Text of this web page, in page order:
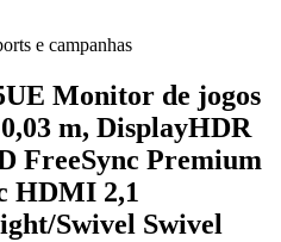
e campanhas
Monitor de jogos
m, DisplayHDR
FreeSync Premium
HDMI 2,1
Swivel Swivel